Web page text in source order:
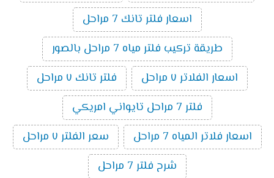
اسعار فلتر تانك 7 مراحل
طريقة تركيب فلتر مياه 7 مراحل بالصور
اسعار الفلاتر ٧ مراحل
فلتر تانك ٧ مراحل
فلتر 7 مراحل تايواني امريكي
اسعار فلاتر المياه 7 مراحل
سعر الفلتر ٧ مراحل
شرح فلتر 7 مراحل